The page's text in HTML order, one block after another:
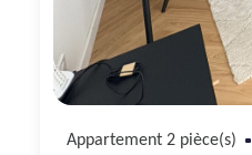
Appartement 2 pièce(s)